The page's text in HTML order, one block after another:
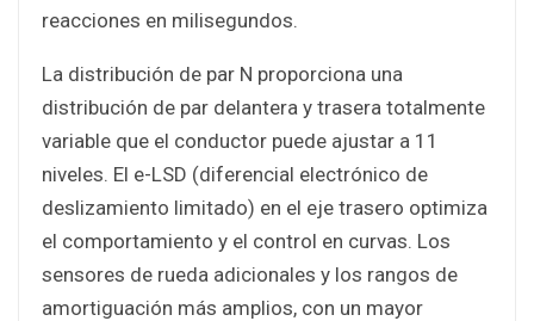
reacciones en milisegundos.
La distribución de par N proporciona una
distribución de par delantera y trasera totalmente
variable que el conductor puede ajustar a 11
niveles. El e-LSD (diferencial electrónico de
deslizamiento limitado) en el eje trasero optimiza
el comportamiento y el control en curvas. Los
sensores de rueda adicionales y los rangos de
amortiguación más amplios, con un mayor